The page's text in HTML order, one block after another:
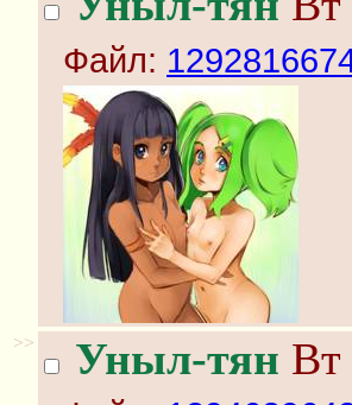
Файл:
>> Уныл-тян Вт